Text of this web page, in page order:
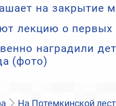
на закрытие
лекцию о
наградили
(фото)
На Потемкинской